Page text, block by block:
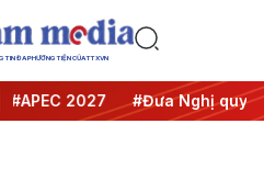
TIN ĐA PHƯƠNG TIỆN CỦA TTXVN
2027 #Đưa Nghị quyết